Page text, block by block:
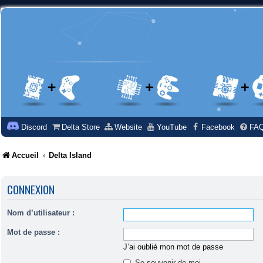
Discord Delta Store Website YouTube Facebook
Accueil Delta Island
CONNEXION
Nom d’utilisateur :
Mot de passe :
J’ai oublié mon mot de passe